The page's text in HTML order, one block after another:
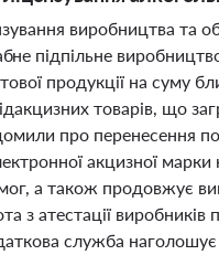
виробництва та
підпільне
продукції на суму
товарів, що
про перенесення
акцизної
а також продовжує
з атестації виробників
служба